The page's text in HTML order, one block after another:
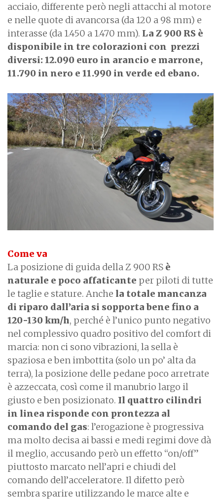
acciaio, differente però negli attacchi al motore
e nelle quote di avancorsa (da 120 a 98 mm) e
interasse (da 1.450 a 1.470 mm). La Z 900 RS è
disponibile in tre colorazioni con prezzi
diversi: 12.090 euro in arancio e marrone,
11.790 in nero e 11.990 in verde ed ebano.
Come va
La posizione di guida della Z 900 RS è
naturale e poco affaticante per piloti di tutte
le taglie e stature. Anche la totale mancanza
di riparo dall’aria si sopporta bene fino a
120-130 km/h, perché è l’unico punto negativo
nel complessivo quadro positivo del comfort di
marcia: non ci sono vibrazioni, la sella è
spaziosa e ben imbottita (solo un po’ alta da
terra), la posizione delle pedane poco arretrate
è azzeccata, così come il manubrio largo il
giusto e ben posizionato. Il quattro cilindri
in linea risponde con prontezza al
comando del gas: l’erogazione è progressiva
ma molto decisa ai bassi e medi regimi dove dà
il meglio, accusando però un effetto “on/off”
piuttosto marcato nell’apri e chiudi del
comando dell’acceleratore. Il difetto però
sembra sparire utilizzando le marce alte e